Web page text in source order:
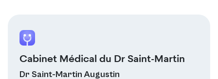
Cabinet Médical du Dr Saint-Martin
Dr Saint-Martin Augustin